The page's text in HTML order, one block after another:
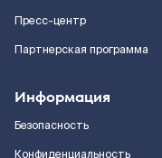
Пресс-центр
Партнерская программа
Информация
Безопасность
Конфиденциальность